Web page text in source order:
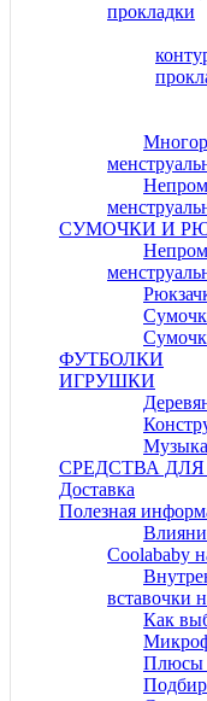
прокладки
СУМОЧКИ И
ФУТБОЛКИ
ИГРУШКИ
СРЕДСТВА
Доставка
Полезная
Coolababy
вставочки
Как
Плюсы